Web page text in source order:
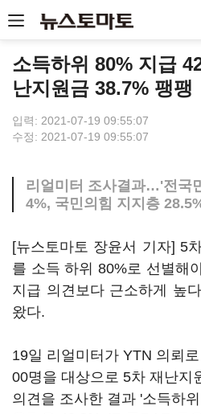
소득하위 80% 지급
난지원금 38.7% 팽팽
입력: 2021-07-19 09:55:07
수정: 2021-07-19 09:55:07
리얼미터 조사결과…'전국
4%, 국민의힘 지지층
[뉴스토마토 장윤서 기자] 5
를 소득 하위 80%로 선별해
지급 의견보다 근소하게 높
왔다.
19일 리얼미터가 YTN 의뢰
00명을 대상으로 5차 재난지
의견을 조사한 결과 '소득하